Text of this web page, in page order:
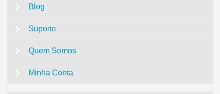
Blog
Suporte
Quem Somos
Minha Conta